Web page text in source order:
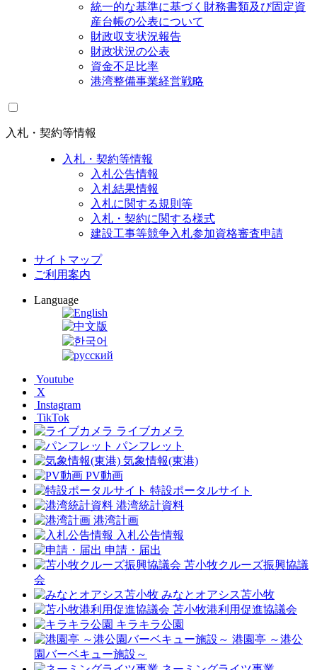
統一的な基準に基づく財務書類及び固定資
産台帳の公表について
財政収支状況報告
財政状況の公表
資金不足比率
港湾整備事業経営戦略
入札・契約等情報
入札・契約等情報
入札公告情報
入札結果情報
入札に関する規則等
入札・契約に関する様式
建設工事等競争入札参加資格審査申請
サイトマップ
ご利用案内
Language
Youtube
X
Instagram
TikTok
ライブカメラ
パンフレット
気象情報(東港)
PV動画
特設ポータルサイト
港湾統計資料
港湾計画
入札公告情報
申請・届出
苫小牧クルーズ振興協議
会
みなとオアシス苫小牧
苫小牧港利用促進協議会
キラキラ公園
港園亭 ～港公
園バーベキュー施設～